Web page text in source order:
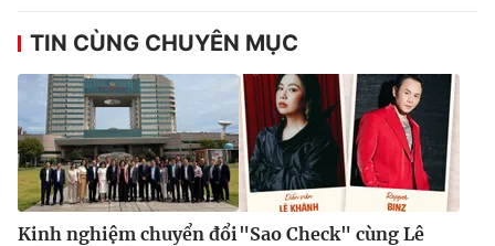
TIN CÙNG CHUYÊN MỤC
Kinh nghiệm chuyển đổi "Sao Check" cùng Lê